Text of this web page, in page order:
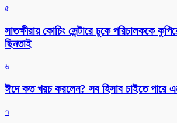
৫
সাতক্ষীরায় কোচিং সেন্টারে ঢুকে পরিচালককে
ছিনতাই
৬
ঈদে কত খরচ করলেন? সব হিসাব চাইতে পারে
৭